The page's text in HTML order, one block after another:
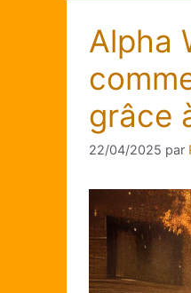
Alpha
grâce
22/04/2025 par